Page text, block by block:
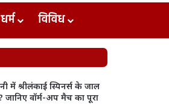
धर्म विविध
में श्रीलंकाई स्पिनर्स के जाल
जानिए वॉर्म-अप मैच का पूरा